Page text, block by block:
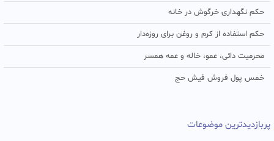
حکم نگهداری خرگوش در خانه
حکم استفاده از کرم و روغن برای روزه‌دار
محرمیت دائی، عمو، خاله و عمه همسر
خمس پول فروش فیش حج
پربازدیدترین موضوعات